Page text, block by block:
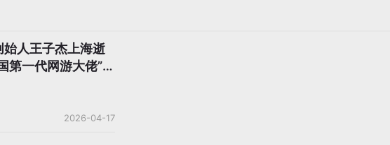
始人王子杰上海逝
第一代网游大佬”告
2026-04-17